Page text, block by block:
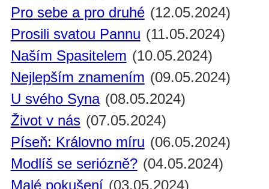
Pro sebe a pro druhé (12.05.2024)
Prosili svatou Pannu (11.05.2024)
Naším Spasitelem (10.05.2024)
Nejlepším znamením (09.05.2024)
U svého Syna (08.05.2024)
Život v nás (07.05.2024)
Píseň: Královno míru (06.05.2024)
Modlíš se seriózně? (04.05.2024)
Malé pokušení (03.05.2024)